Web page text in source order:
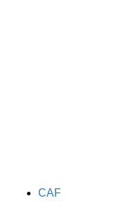
TAGSCAF